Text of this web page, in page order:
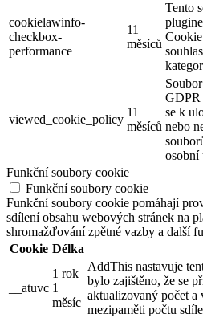
cookielawinfo-
checkbox-
performance
11
měsíců
Tento
viewed_cookie_policy
11
měsíců
GDPR
se k
nebo
osobní
Funkční soubory cookie
Funkční soubory cookie
Funkční soubory cookie pomáhají
sdílení obsahu webových stránek na
shromažďování zpětné vazby a další
Cookie Délka
__atuvc
1 rok
1
měsíc
AddThis nastavuje
bylo zajištěno, že se
aktualizovaný počet a
mezipaměti počtu